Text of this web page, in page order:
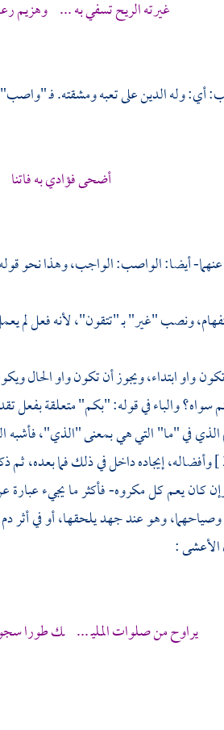
غيرته الريح تسفي به ... وهزيم
وله الدين على تعبه ومشقته. فـ
أضحى فؤادي به فاتنا
أيضا: الواصب: الواجب، وهذا نحو
ونصب "غير" بـ "تتقون"، لأنه فعل لم
واو ابتداء، ويجوز أن تكون واو الحال
سواه؟ والباء في قوله: "بكم" متعلقة بفعل
في "ما" التي هي بمعنى "الذي"، فأشبه
وأفضاله، إيجاده داخل في ذلك فما بعده،
كان يعم كل مكروه- فأكثر ما يجيء
وهو عند جهد يلحقها، أو في
الأعشى:
يراوح من صلوات المليـ ... ـك طورا